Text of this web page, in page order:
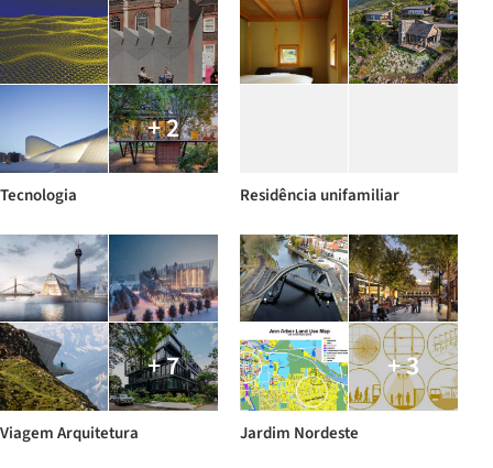
+ 2
Tecnologia Residência unifamiliar
+ 7
Viagem Arquitetura
+ 3
Jardim Nordeste